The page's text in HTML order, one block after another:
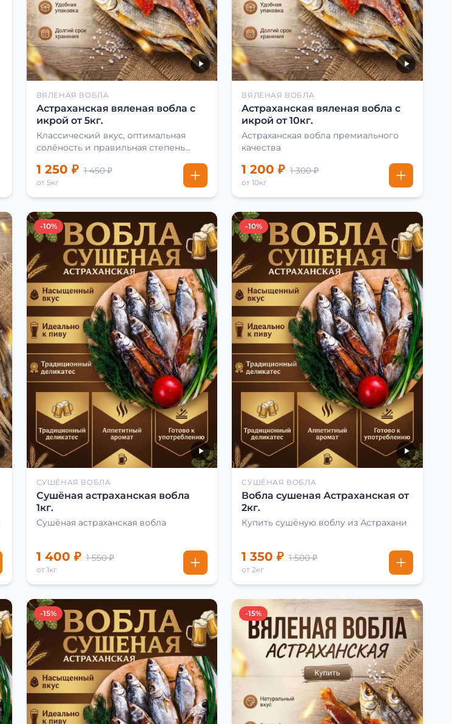
ВЯЛЕНАЯ ВОБЛА
Астраханская вяленая вобла с
икрой от 5кг.
Классический вкус, оптимальная
солёность и правильная степень
1 250 ₽ 1 450 ₽
от 5кг
ВЯЛЕНАЯ ВОБЛА
Астраханская вяленая вобла с
икрой от 10кг.
Астраханская вобла премиального
качества
1 200 ₽ 1 300 ₽
от 10кг
-10%
СУШЁНАЯ ВОБЛА
Сушёная астраханская вобла
1кг.
Сушёная астраханская вобла
1 400 ₽ 1 550 ₽
от 1кг
-10%
СУШЁНАЯ ВОБЛА
Вобла сушеная Астраханская от
2кг.
Купить сушёную воблу из Астрахани
1 350 ₽ 1 500 ₽
от 2кг
-15% -15%